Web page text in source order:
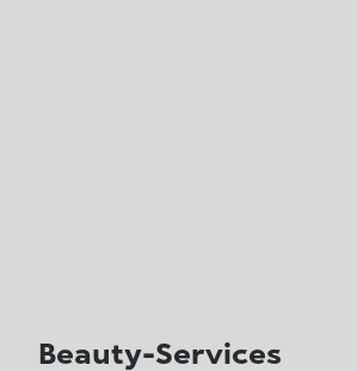
Beauty-Services